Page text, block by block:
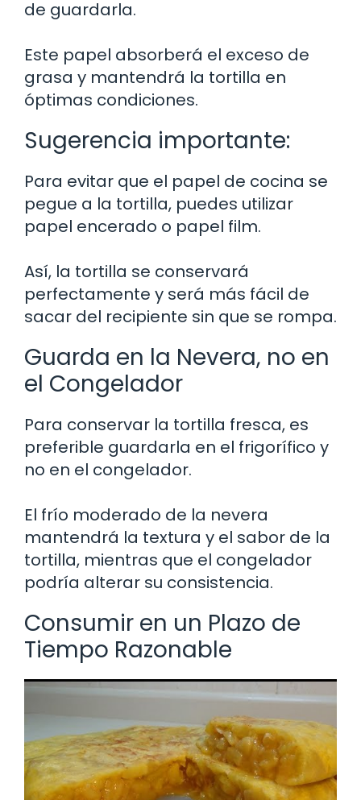
de guardarla.
Este papel absorberá el exceso de
grasa y mantendrá la tortilla en
óptimas condiciones.
Sugerencia importante:
Para evitar que el papel de cocina se
pegue a la tortilla, puedes utilizar
papel encerado o papel film.
Así, la tortilla se conservará
perfectamente y será más fácil de
sacar del recipiente sin que se rompa.
Guarda en la Nevera, no en
el Congelador
Para conservar la tortilla fresca, es
preferible guardarla en el frigorífico y
no en el congelador.
El frío moderado de la nevera
mantendrá la textura y el sabor de la
tortilla, mientras que el congelador
podría alterar su consistencia.
Consumir en un Plazo de
Tiempo Razonable